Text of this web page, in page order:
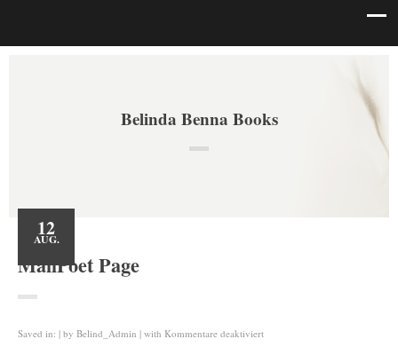
Belinda Benna Books
12
AUG.
MailPoet Page
Saved in: by Belind_Admin with Kommentare deaktiviertfür